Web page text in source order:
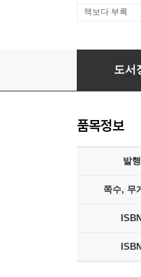
책보다 부록
Jean
도서
품목정보
발
쪽수, 무